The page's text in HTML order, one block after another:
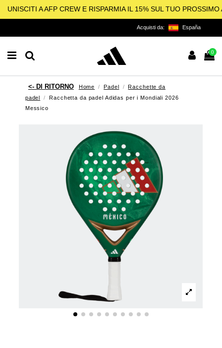
UNISCITI A AFP CREW E RISPARMIA IL 15% SUL TUO PROSSIMO
Acquisti da: España
0
Home Padel
Racchette da
padel
Racchetta da padel Adidas per i Mondiali 2026
Messico